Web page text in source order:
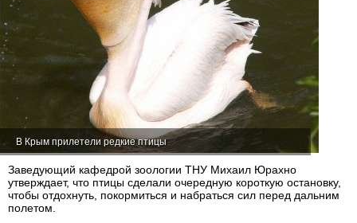
В Крым прилетели редкие птицы
Заведующий кафедрой зоологии ТНУ Михаил Юрахно
утверждает, что птицы сделали очередную короткую остановку,
чтобы отдохнуть, покормиться и набраться сил перед дальним
полетом.